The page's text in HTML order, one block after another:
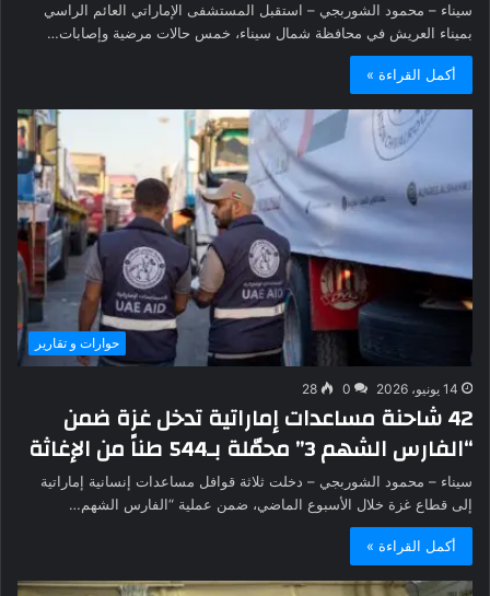
سيناء – محمود الشوربجي – استقبل المستشفى الإماراتي العائم الراسي
بميناء العريش في محافظة شمال سيناء، خمس حالات مرضية وإصابات…
أكمل القراءة »
حوارات و تقارير
14 يونيو، 2026 0
28
42 شاحنة مساعدات إماراتية تدخل غزة ضمن
“الفارس الشهم 3” محمّلة بـ544 طناً من الإغاثة
سيناء – محمود الشوربجي – دخلت ثلاثة قوافل مساعدات إنسانية إماراتية
إلى قطاع غزة خلال الأسبوع الماضي، ضمن عملية “الفارس الشهم…
أكمل القراءة »